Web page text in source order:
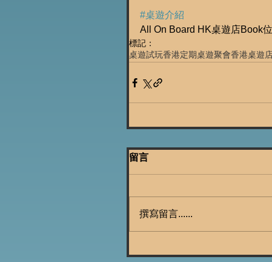
#桌遊介紹
All On Board HK桌遊店Book
標記：
桌遊試玩香港定期桌遊聚會香港桌遊
留言
撰寫留言......